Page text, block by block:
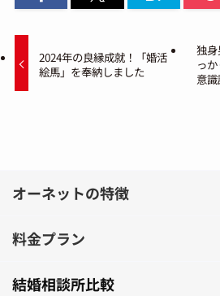
2024年の良縁成就！「婚活
絵馬」を奉納しました
独
っ
意
オーネットの特徴
料金プラン
結婚相談所比較